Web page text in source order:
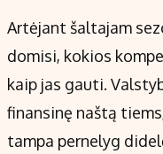
Turinio žymėjimo taisyklės
Kontaktai
Regionų naujienos
Indėlių palūkanos
Artėjant šaltajam
domisi, kokios
kaip jas gauti.
finansinę naštą
tampa pernelyg